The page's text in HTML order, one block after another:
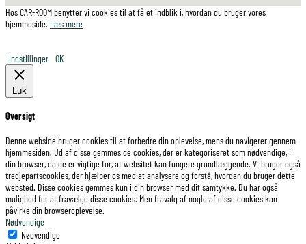
Hos CAR-ROOM benytter vi cookies til at få et indblik i, hvordan du bruger vores
hjemmeside. Læs mere
Indstillinger OK
Luk
Oversigt
Denne webside bruger cookies til at forbedre din oplevelse, mens du navigerer gennem
hjemmesiden. Ud af disse gemmes de cookies, der er kategoriseret som nødvendige, i
din browser, da de er vigtige for, at websitet kan fungere grundlæggende. Vi bruger også
tredjepartscookies, der hjælper os med at analysere og forstå, hvordan du bruger dette
websted. Disse cookies gemmes kun i din browser med dit samtykke. Du har også
mulighed for at fravælge disse cookies. Men fravalg af nogle af disse cookies kan
påvirke din browseroplevelse.
Nødvendige
Nødvendige